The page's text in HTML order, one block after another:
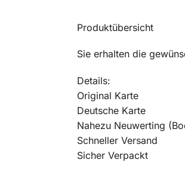
Produktübersicht
Sie erhalten die
Details:
Original Karte
Deutsche Karte
Nahezu Neuwerting
Schneller Versand
Sicher Verpackt